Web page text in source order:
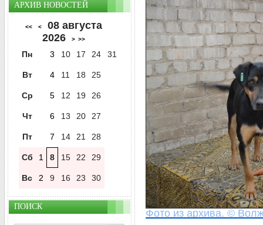
Фото из архива. ©
АРХИВ НОВОСТЕЙ
<< <
08 августа
2026
> >>
Пн 3 10 17 24 31
Вт 4 11 18 25
Ср 5 12 19 26
Чт 6 13 20 27
Пт 7 14 21 28
Сб 1 8 15 22 29
Вс 2 9 16 23 30
ПОИСК